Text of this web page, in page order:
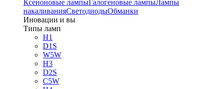
Ксеноновые лампыГалогеновые лампыЛампы
накаливанияСветодиодыОбманки
Иновации и вы
Типы ламп
H1
D1S
W5W
H3
D2S
C5W